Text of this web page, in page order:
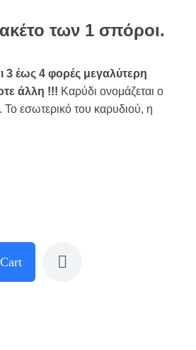
των 1 σπόροι.
3 έως 4 φορές μεγαλύτερη
άλλη !!! Καρύδι ονομάζεται ο
εσωτερικό του καρυδιού, η